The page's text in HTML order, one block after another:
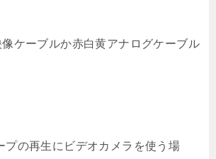
像ケーブルか赤白黄アナログケーブル
プの再生にビデオカメラを使う場